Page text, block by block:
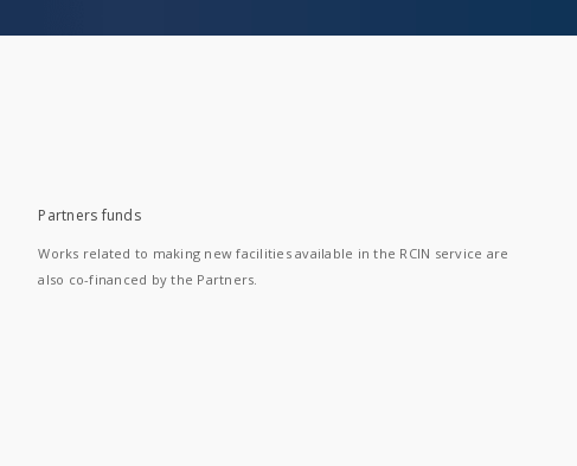
Partners funds
Works related to making new facilities available in the RCIN service are
also co-financed by the Partners.